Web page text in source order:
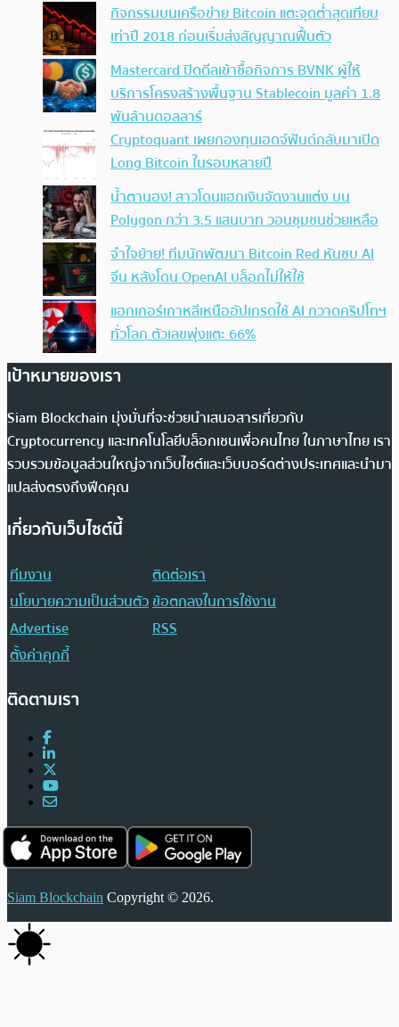
กิจกรรมบนเครือข่าย Bitcoin แตะจุดต่ำสุดเทียบ
เท่าปี 2018 ก่อนเริ่มส่งสัญญาณฟื้นตัว
Mastercard ปิดดีลเข้าซื้อกิจการ BVNK ผู้ให้
บริการโครงสร้างพื้นฐาน Stablecoin มูลค่า 1.8
พันล้านดอลลาร์
Cryptoquant เผยกองทุนเฮดจ์ฟันด์กลับมาเปิด
Long Bitcoin ในรอบหลายปี
น้ำตานอง! สาวโดนแฮกเงินจัดงานแต่ง บน
Polygon กว่า 3.5 แสนบาท วอนชุมชนช่วยเหลือ
จำใจย้าย! ทีมนักพัฒนา Bitcoin Red หันซบ AI
จีน หลังโดน OpenAI บล็อกไม่ให้ใช้
แฮกเกอร์เกาหลีเหนืออัปเกรดใช้ AI กวาดคริปโทฯ
ทั่วโลก ตัวเลขพุ่งแตะ 66%
เป้าหมายของเรา
Siam Blockchain มุ่งมั่นที่จะช่วยนำเสนอสารเกี่ยวกับ
Cryptocurrency และเทคโนโลยีบล็อกเชนเพื่อคนไทย ในภาษาไทย เรา
รวบรวมข้อมูลส่วนใหญ่จากเว็บไซต์และเว็บบอร์ดต่างประเทศและนำมา
แปลส่งตรงถึงฟีดคุณ
เกี่ยวกับเว็บไซต์นี้
ทีมงาน
ติดต่อเรา
นโยบายความเป็นส่วนตัวข้อตกลงในการใช้งาน
Advertise
RSS
ตั้งค่าคุกกี้
ติดตามเรา
Siam Blockchain Copyright © 2026.